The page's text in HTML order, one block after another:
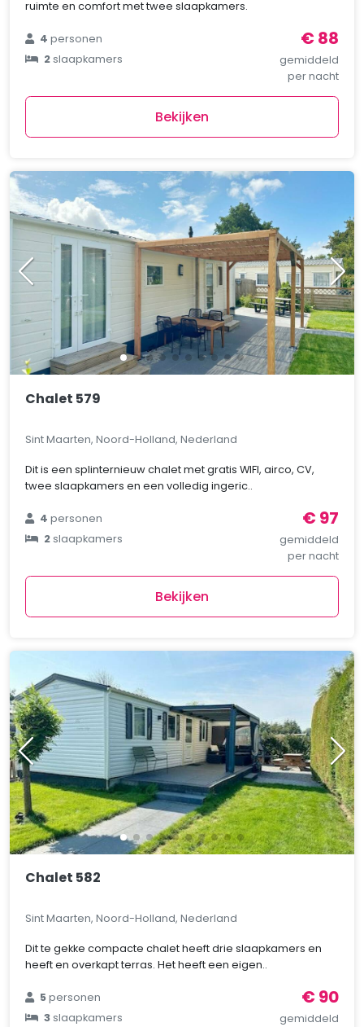
ruimte en comfort met twee slaapkamers.
4personen
2slaapkamers
€ 88
gemiddeld
per nacht
Bekijken
Chalet 579
Sint Maarten, Noord-Holland, Nederland
Dit is een splinternieuw chalet met gratis WIFI, airco, CV,
twee slaapkamers en een volledig ingeric..
4personen
2slaapkamers
€ 97
gemiddeld
per nacht
Bekijken
Chalet 582
Sint Maarten, Noord-Holland, Nederland
Dit te gekke compacte chalet heeft drie slaapkamers en
heeft en overkapt terras. Het heeft een eigen..
5personen
3slaapkamers
€ 90
gemiddeld